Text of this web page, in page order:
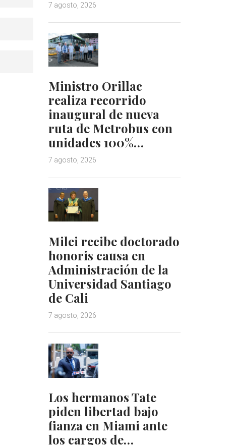
7 agosto, 2026
Ministro Orillac
realiza recorrido
inaugural de nueva
ruta de Metrobus con
unidades 100%…
7 agosto, 2026
Milei recibe doctorado
honoris causa en
Administración de la
Universidad Santiago
de Cali
7 agosto, 2026
Los hermanos Tate
piden libertad bajo
fianza en Miami ante
los cargos de…